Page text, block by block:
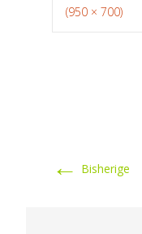
(950 × 700)
← Bisherige